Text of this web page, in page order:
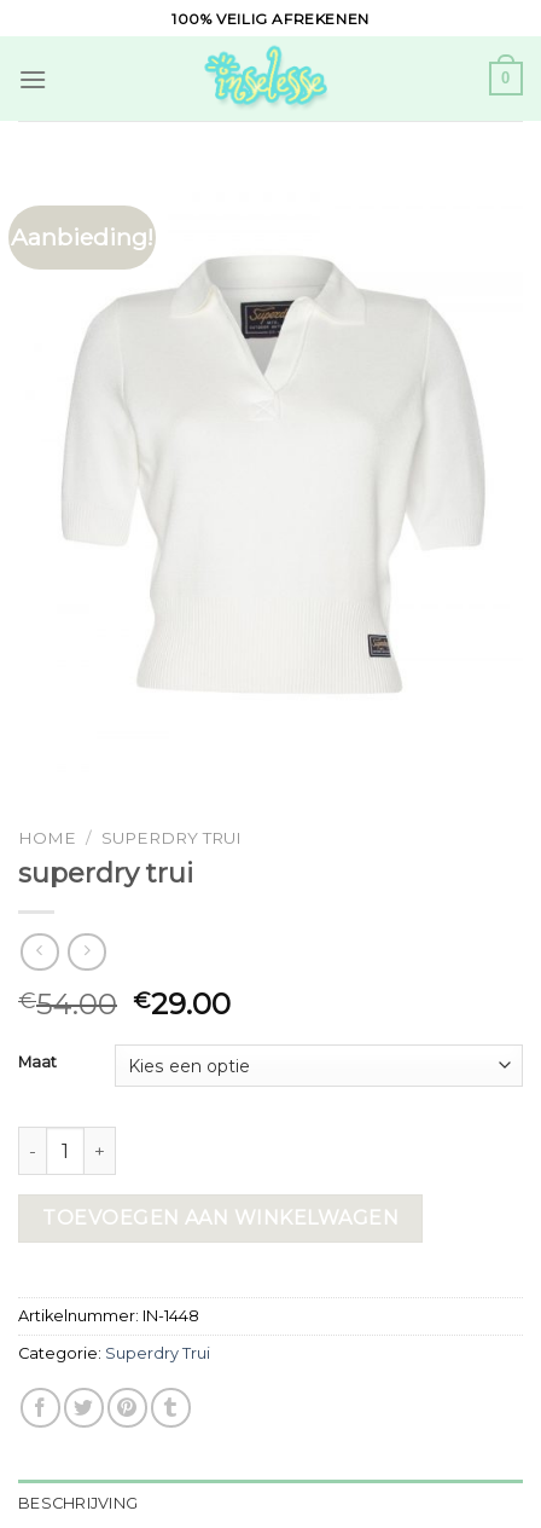
to
content
100% VEILIG AFREKENEN
0
Aanbieding!
HOME / SUPERDRY TRUI
superdry trui
€54.00 €29.00
Maat
superdry trui aantal
TOEVOEGEN AAN WINKELWAGEN
Artikelnummer: IN-1448
Categorie: Superdry Trui
BESCHRIJVING